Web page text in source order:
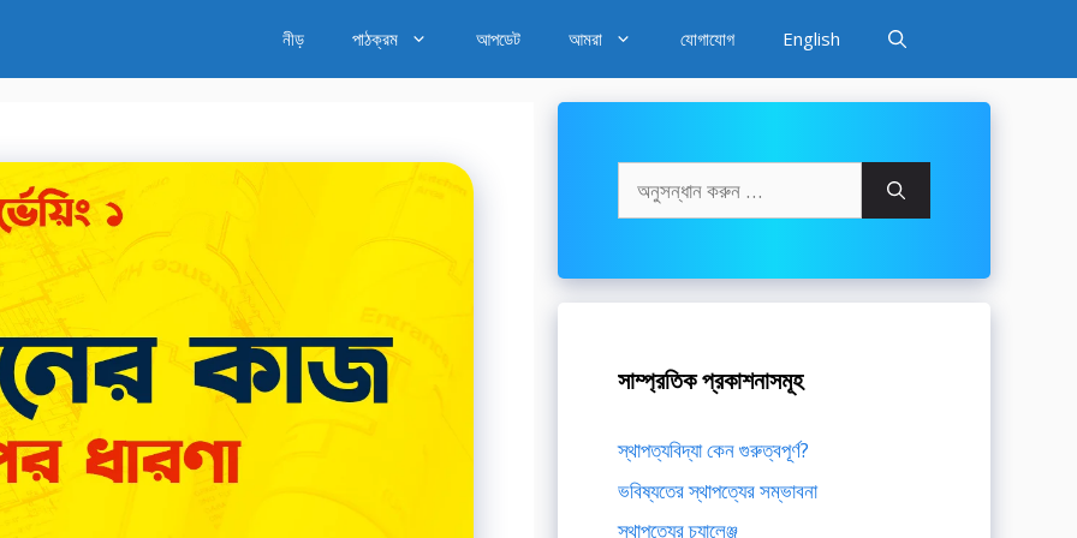
নীড় পাঠক্রম আপডেট আমরা যোগাযোগ English
সাম্প্রতিক প্রকাশনাসমূহ
স্থাপত্যবিদ্যা কেন গুরুত্বপূর্ণ?
ভবিষ্যতের স্থাপত্যের সম্ভাবনা
স্থাপত্যের চ্যালেঞ্জ